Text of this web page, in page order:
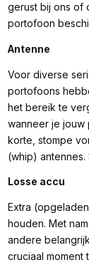
gerust bij ons of
portofoon
Antenne
Voor diverse
portofoons
het bereik te
wanneer je jouw
korte, stompe
(whip) antennes.
Losse accu
⁠Extra
houden. Met
andere
cruciaal moment